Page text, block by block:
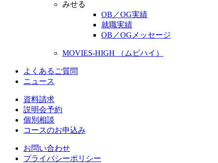
みせる
OB／OG実績
就職実績
OB／OGメッセージ
MOVIES-HIGH （ムビハイ）
よくあるご質問
ニュース
資料請求
説明会予約
個別相談
コースのお申込み
お問い合わせ
プライバシーポリシー